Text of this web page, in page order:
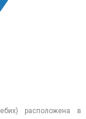
расположена в